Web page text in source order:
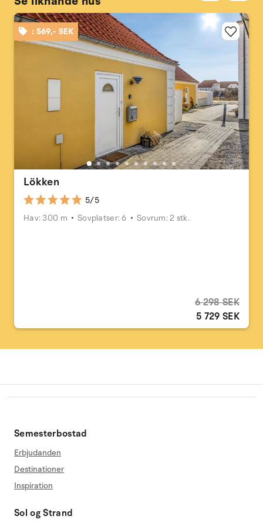
: 569,- SEK
Lökken
5/5
Hav: 300 m
Sovplatser: 6 Sovrum: 2 stk.
6 298 SEK
5 729 SEK
Semesterbostad
Erbjudanden
Destinationer
Inspiration
Sol og Strand